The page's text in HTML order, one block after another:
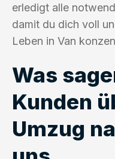
erledigt alle
damit du dich voll
Leben in Van
Was
Kunden
Umzug